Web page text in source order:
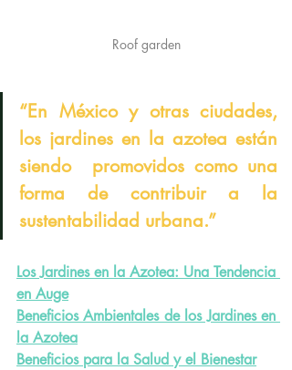
Roof garden
“En México y otras ciudades,
los jardines en la azotea están
siendo  promovidos como una
forma de contribuir a la
sustentabilidad urbana.”
Los Jardines en la Azotea: Una Tendencia
en Auge
Beneficios Ambientales de los Jardines en
la Azotea
Beneficios para la Salud y el Bienestar